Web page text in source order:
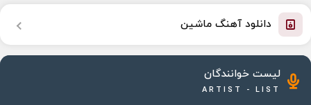
دانلود آهنگ ماشین
لیست خوانندگان
ARTIST - LIST